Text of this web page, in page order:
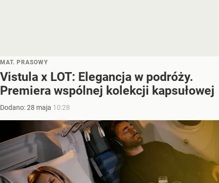
MAT. PRASOWY
Vistula x LOT: Elegancja w podróży.
Premiera wspólnej kolekcji kapsułowej
Dodano:28 maja 10:28